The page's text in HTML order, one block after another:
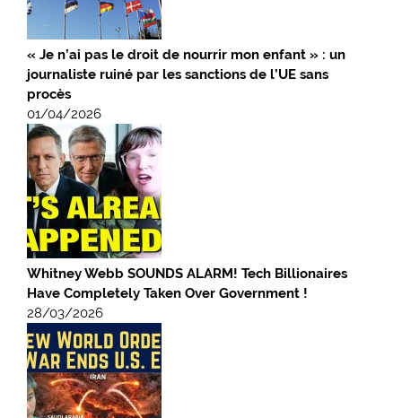
« Je n’ai pas le droit de nourrir mon enfant » : un
journaliste ruiné par les sanctions de l’UE sans
procès
01/04/2026
Whitney Webb SOUNDS ALARM! Tech Billionaires
Have Completely Taken Over Government !
28/03/2026